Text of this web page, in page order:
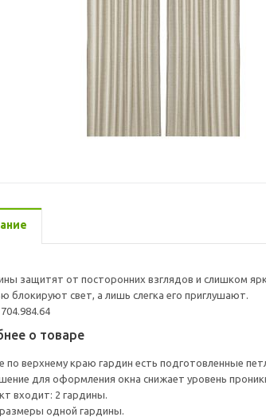
защитят от посторонних взглядов и слишком
блокируют свет, а лишь слегка его приглушают.
о товаре
по верхнему краю гардин есть подготовленные
для оформления окна снижает уровень
входит: 2 гардины.
одной гардины.